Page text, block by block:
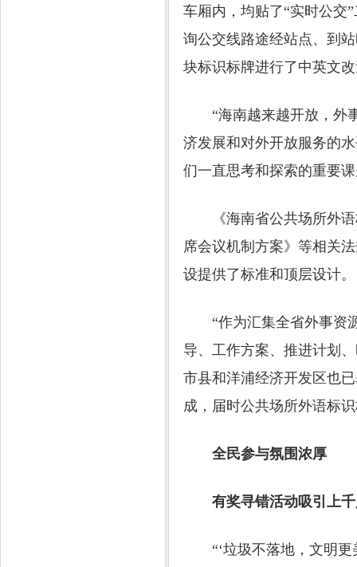
车厢内，均贴了“实时公交
询公交线路途经站点、到
块标识标牌进行了中英文
“海南越来越开放，外事
济发展和对外开放服务的
们一直思考和探索的重要
《海南省公共场所外语
席会议机制方案》等相关
设提供了标准和顶层设计。
“作为汇集全省外事资源
导、工作方案、推进计划
市县和洋浦经济开发区也
成，届时公共场所外语标
全民参与氛围浓厚
有奖寻错活动吸引上千
“‘垃圾不落地，文明更美